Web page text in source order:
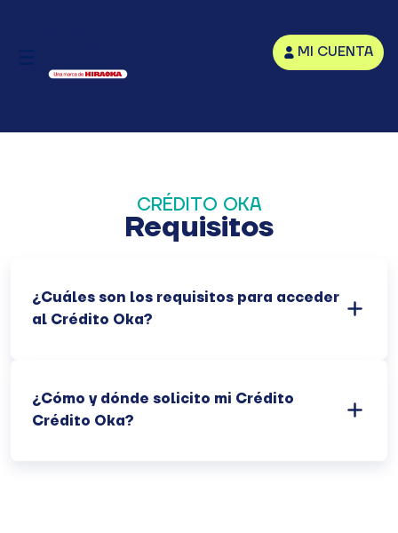
MI CUENTA
CRÉDITO OKA
Requisitos
¿Cuáles son los requisitos para acceder
al Crédito Oka?
¿Cómo y dónde solicito mi Crédito
Crédito Oka?